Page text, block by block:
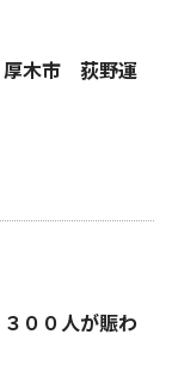
厚木市 荻野運
００人が賑わ